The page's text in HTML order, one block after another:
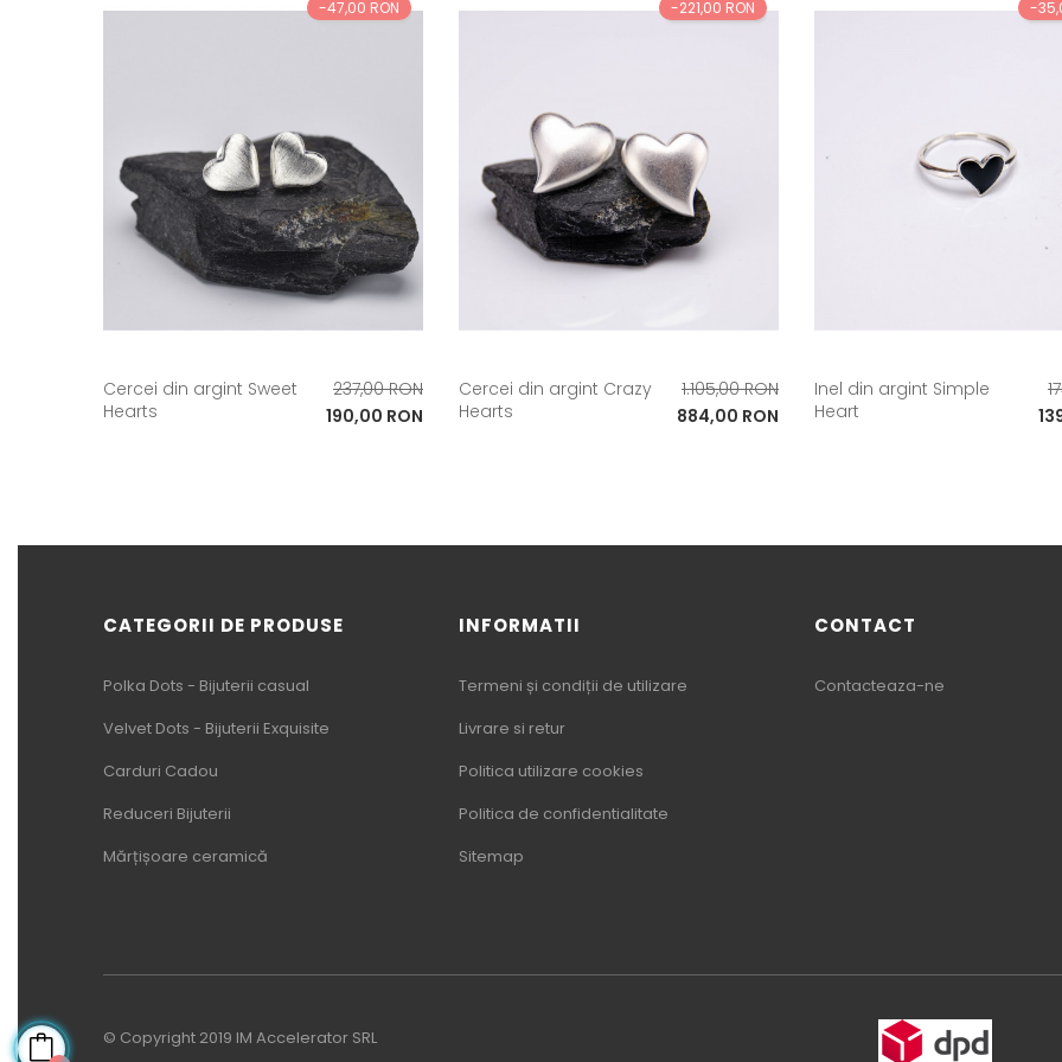
-47,00 RON
Cercei din argint Sweet
Hearts
Pret
de
237,00 RON
Pret
190,00 RON
-221,00 RON
Cercei din argint Crazy
Hearts
Pret
de
1.105,00 RON
Pret
884,00 RON
-
Inel din argint Simple
Heart
de
CATEGORII DE PRODUSE
Polka Dots - Bijuterii casual
Velvet Dots - Bijuterii Exquisite
Carduri Cadou
Reduceri Bijuterii
Mărțișoare ceramică
INFORMATII
Termeni și condiții de utilizare
Livrare si retur
Politica utilizare cookies
Politica de confidentialitate
Sitemap
CONTACT
Contacteaza-ne
© Copyright 2019 IM Accelerator SRL